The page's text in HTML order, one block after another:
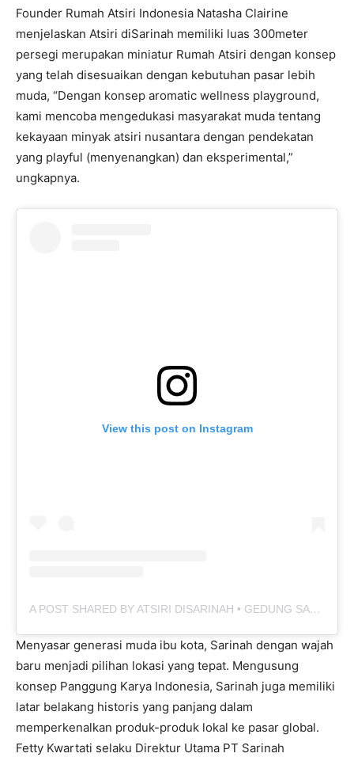
Founder Rumah Atsiri Indonesia Natasha Clairine
menjelaskan Atsiri diSarinah memiliki luas 300meter
persegi merupakan miniatur Rumah Atsiri dengan konsep
yang telah disesuaikan dengan kebutuhan pasar lebih
muda, “Dengan konsep aromatic wellness playground,
kami mencoba mengedukasi masyarakat muda tentang
kekayaan minyak atsiri nusantara dengan pendekatan
yang playful (menyenangkan) dan eksperimental,”
ungkapnya.
View this post on Instagram
A POST SHARED BY ATSIRI DISARINAH • GEDUNG SARINAH LT. 5 (@ATSIRISARINAH)
Menyasar generasi muda ibu kota, Sarinah dengan wajah
baru menjadi pilihan lokasi yang tepat. Mengusung
konsep Panggung Karya Indonesia, Sarinah juga memiliki
latar belakang historis yang panjang dalam
memperkenalkan produk-produk lokal ke pasar global.
Fetty Kwartati selaku Direktur Utama PT Sarinah